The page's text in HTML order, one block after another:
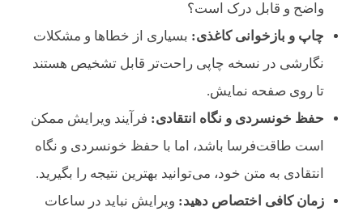
واضح و قابل درک است؟
چاپ و بازخوانی کاغذی: بسیاری از خطاها و مشکلات
نگارشی در نسخه چاپی راحت‌تر قابل تشخیص هستند
تا روی صفحه نمایش.
حفظ خونسردی و نگاه انتقادی: فرآیند ویرایش ممکن
است طاقت‌فرسا باشد، اما با حفظ خونسردی و نگاه
انتقادی به متن خود، می‌توانید بهترین نتیجه را بگیرید.
زمان کافی اختصاص دهید: ویرایش نباید در ساعات